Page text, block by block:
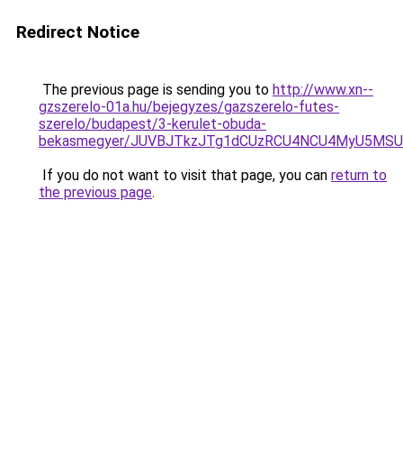
Redirect Notice
The previous page is sending you to http://www.xn--
gzszerelo-01a.hu/bejegyzes/gazszerelo-futes-
szerelo/budapest/3-kerulet-obuda-
bekasmegyer/
If you do not want to visit that page, you can return to
the previous page.